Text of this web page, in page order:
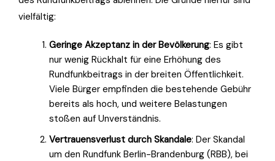
vielfältig:
Geringe Akzeptanz in der Bevölkerung: Es gibt
nur wenig Rückhalt für eine Erhöhung des
Rundfunkbeitrags in der breiten Öffentlichkeit.
Viele Bürger empfinden die bestehende Gebühr
bereits als hoch, und weitere Belastungen
stoßen auf Unverständnis.
Vertrauensverlust durch Skandale: Der Skandal
um den Rundfunk Berlin-Brandenburg (RBB), bei